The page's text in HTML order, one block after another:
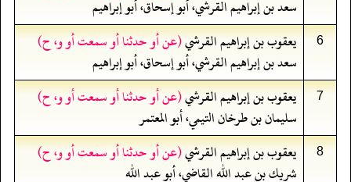
سعد بن إبراهيم القرشي، أبو إسحاق، أبو إبراهيم
6 يعقوب بن إبراهيم القرشي(عن أو حدثنا أو سمعت أو و، ح)
سعد بن إبراهيم القرشي، أبو إسحاق، أبو إبراهيم
7 يعقوب بن إبراهيم القرشي(عن أو حدثنا أو سمعت أو و، ح)
سليمان بن طرخان التيمي، أبو المعتمر
8 يعقوب بن إبراهيم القرشي(عن أو حدثنا أو سمعت أو و، ح)
شريك بن عبد الله القاضي، أبو عبد الله